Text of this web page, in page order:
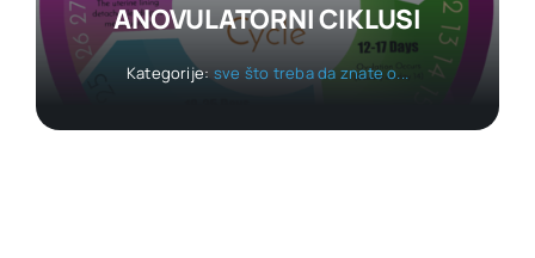
ANOVULATORNI CIKLUSI
Kategorije:sve što treba da znate o...